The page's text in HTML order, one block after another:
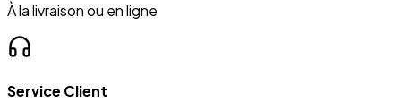
À la livraison ou en ligne
Service Client